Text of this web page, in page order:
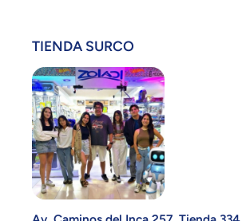
TIENDA SURCO